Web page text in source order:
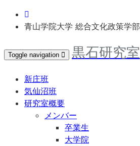
青山学院大学 総合文化政策学部
Toggle navigation 黒石研究室
新庄班
気仙沼班
研究室概要
メンバー
卒業生
大学院